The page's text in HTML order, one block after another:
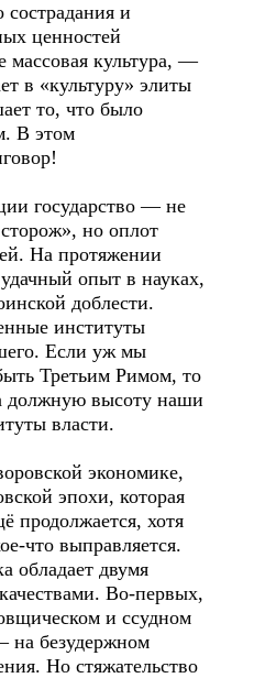
сострадания и
ценностей
массовая культура, —
в «культуру» элиты
то, что было
В этом
государство — не
но оплот
На протяжении
опыт в науках,
доблести.
институты
Если уж мы
Третьим Римом, то
должную высоту наши
власти.
экономике,
эпохи, которая
продолжается, хотя
что выправляется.
обладает двумя
Во-первых,
и ссудном
на безудержном
Но стяжательство